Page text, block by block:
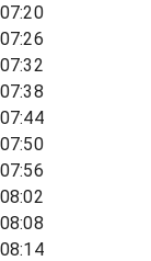
07:20
07:26
07:32
07:38
07:44
07:50
07:56
08:02
08:08
08:14